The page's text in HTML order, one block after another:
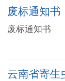
废标通知书
废标通知书
云南省寄生